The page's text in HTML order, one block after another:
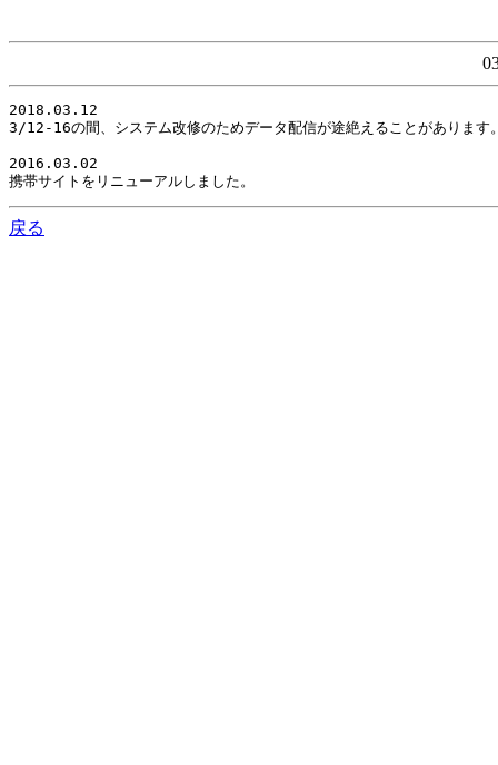
2018.03.12
3/12-16の間、システム改修のためデータ配信が途絶えることがあります
2016.03.02
携帯サイトをリニューアルしました。
戻る